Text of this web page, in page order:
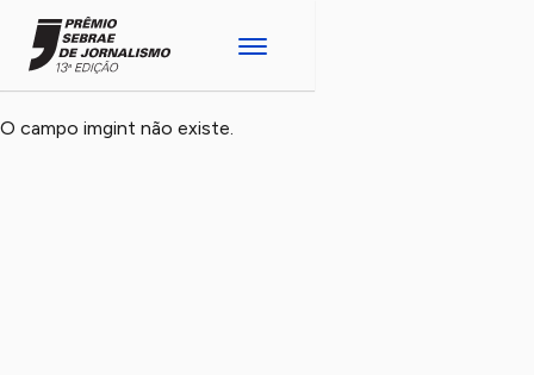
O campo imgint não existe.